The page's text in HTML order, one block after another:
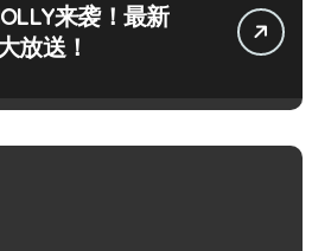
来袭！最新
放送！